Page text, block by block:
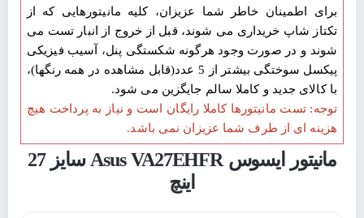
برای اطمینان خاطر شما عزیزان، کلیه مانیتورهایی که از
تکتاز شاپ خریداری می شوند، قبل از خروج از انبار تست می
شوند و در صورت وجود هرگونه شکستگی پنل، آسیب فیزیکی
پیکسل سوختگی بیشتر از 5 عدد(قابل مشاهده در همه رنگها)،
با کالای جدید و کاملا سالم جایگزین می شود.
توجه: تست مانیتورها کاملا رایگان است و نیاز به پرداخت هیچ
هزینه ای از طرف شما عزیزان نمی باشد.
مانیتور ایسوس Asus VA27EHFR سایز 27
اینچ